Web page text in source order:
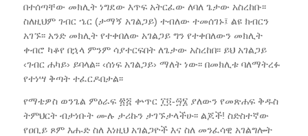
በተሰጣቸው መክሊት ነግደው እጥፍ አትርፈው ለባለ ጌታው አስረከቡ፡፡
ስለዚህም ገብር ኄር (ታማኝ አገልጋይ) ተብለው ተመሰገኑ፤ ልዩ ክብርን
አገኙ፡፡ አንድ መክሊት የተቀበለው አገልጋይ ግን የተቀበለውን መክሊት
ቀብሮ ካቆየ በኋላ ምንም ሳያተርፍበት ለጌታው አስረከበ፡፡ ይህ አገልጋይ
‹ገብር ሐካይ› ይባላል፡፡ ‹ሰነፍ አገልጋይ› ማለት ነው፡፡ በመክሊቱ ባለማትረፉ
የተነሣ ቅጣት ተፈርዶበታል፡፡
የማቴዎስ ወንጌል ምዕራፍ ፳፭ ቍጥር ፲፬-፵፮ ያለውን የመጽሐፍ ቅዱስ
ትምህርት ብታነቡት ሙሉ ታሪኩን ታገኙታላችሁ፡፡ ልጆች! ስድስተኛው
የዐቢይ ጾም እሑድ ስለ እነዚህ አገልጋዮች እና ስለ መንፈሳዊ አገልግሎት